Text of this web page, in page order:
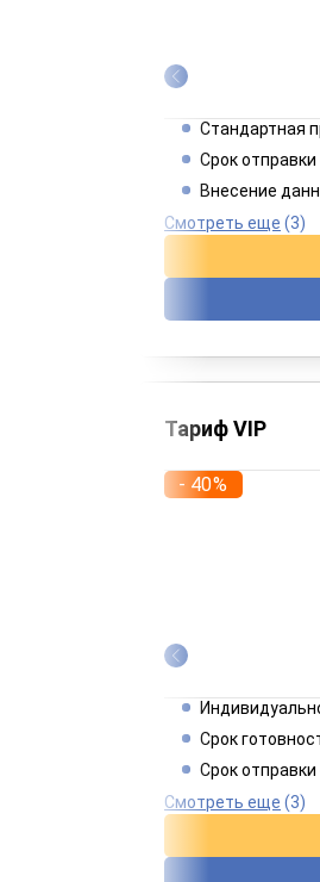
Стандартная
Срок
Внесение
Смотреть еще (3)
Тариф VIP
- 40%
Срок
Срок
Смотреть еще (3)